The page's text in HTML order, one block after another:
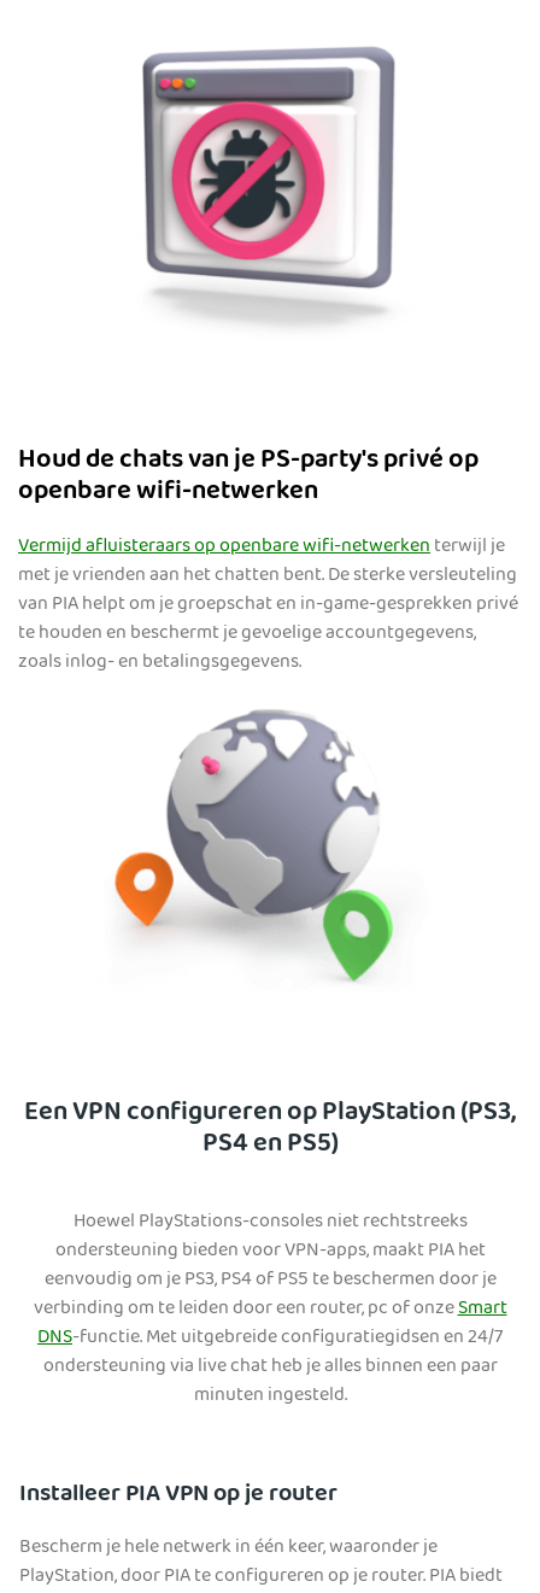
Houd de chats van je PS-party's privé op
openbare wifi-netwerken
Vermijd afluisteraars op openbare wifi-netwerkenterwijl je
met je vrienden aan het chatten bent. De sterke versleuteling
van PIA helpt om je groepschat en in-game-gesprekken privé
te houden en beschermt je gevoelige accountgegevens,
zoals inlog- en betalingsgegevens.
Een VPN configureren op PlayStation (PS3,
PS4 en PS5)
Hoewel PlayStations-consoles niet rechtstreeks
ondersteuning bieden voor VPN-apps, maakt PIA het
eenvoudig om je PS3, PS4 of PS5 te beschermen door je
verbinding om te leiden door een router, pc of onzeSmart
DNS-functie. Met uitgebreide configuratiegidsen en 24/7
ondersteuning via live chat heb je alles binnen een paar
minuten ingesteld.
Installeer PIA VPN op je router
Bescherm je hele netwerk in één keer, waaronder je
PlayStation, door PIA te configureren op je router. PIA biedt